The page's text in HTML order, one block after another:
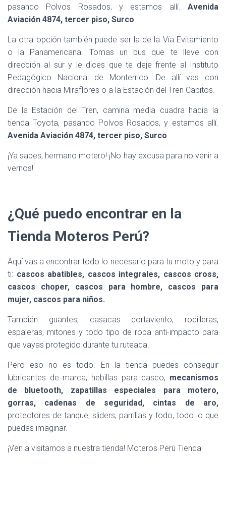
pasando Polvos Rosados, y estamos allí. Avenida
Aviación 4874, tercer piso, Surco
La otra opción también puede ser la de la Vía Evitamiento
o la Panamericana. Tomas un bus que te lleve con
dirección al sur y le dices que te deje frente al Instituto
Pedagógico Nacional de Monterrico. De allí vas con
dirección hacia Miraflores o a la Estación del Tren Cabitos.
De la Estación del Tren, camina media cuadra hacia la
tienda Toyota, pasando Polvos Rosados, y estamos allí.
Avenida Aviación 4874, tercer piso, Surco
¡Ya sabes, hermano motero! ¡No hay excusa para no venir a
vernos!
¿Qué puedo encontrar en la
Tienda Moteros Perú?
Aquí vas a encontrar todo lo necesario para tu moto y para
ti: cascos abatibles, cascos integrales, cascos cross,
cascos choper, cascos para hombre, cascos para
mujer, cascos para niños.
También guantes, casacas cortaviento, rodilleras,
espaleras, mitones y todo tipo de ropa anti-impacto para
que vayas protegido durante tu ruteada.
Pero eso no es todo. En la tienda puedes conseguir
lubricantes de marca, hebillas para casco, mecanismos
de bluetooth, zapatillas especiales para motero,
gorras, cadenas de seguridad, cintas de aro,
protectores de tanque, sliders, parrillas y todo, todo lo que
puedas imaginar.
¡Ven a visitarnos a nuestra tienda! Moteros Perú Tienda